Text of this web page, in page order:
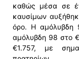
καθώς μέσα σε
καυσίμων
όρο. Η αμόλυβδη
αμόλυβδη 98 στο
€1.757, με